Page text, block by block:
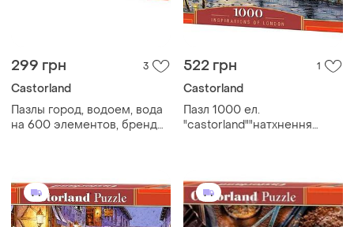
299 грн 3
Castorland
Пазлы город, водоем, вода
на 600 элементов, бренд
522 грн 1
Castorland
Пазл 1000 ел.
"castorland""натхнення